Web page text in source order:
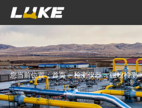
您当前位置：首页>检测仪器>磁粉检测